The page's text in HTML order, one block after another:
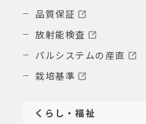
品質保証
放射能検査
パルシステムの産直
栽培基準
くらし・福祉